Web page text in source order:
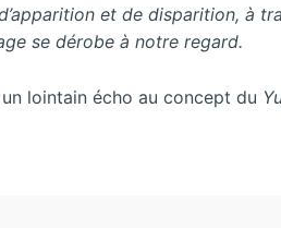
et de disparition, à
se dérobe à notre regard.
lointain écho au concept du